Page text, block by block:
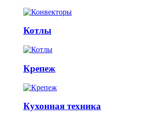
Котлы
Крепеж
Кухонная техника